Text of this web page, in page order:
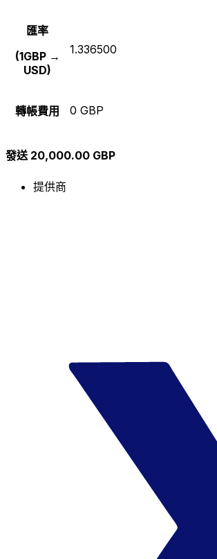
匯率
(1GBP →
USD)
1.336500
轉帳費用 0 GBP
發送 20,000.00 GBP
提供商